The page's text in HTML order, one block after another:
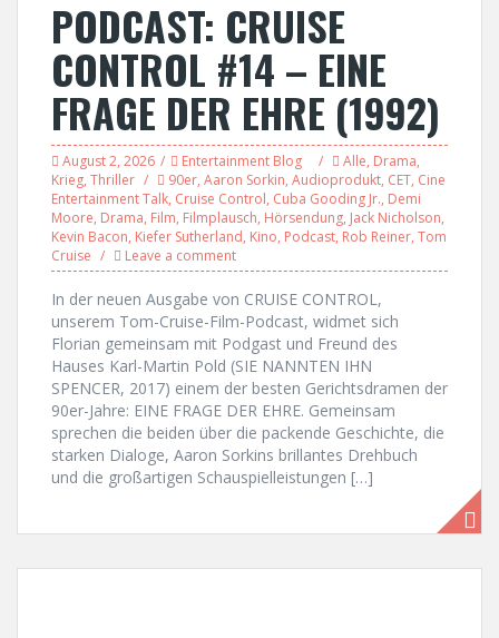
PODCAST: CRUISE
CONTROL #14 – EINE
FRAGE DER EHRE (1992)
August 2, 2026 Entertainment Blog Alle, Drama,
Krieg, Thriller 90er, Aaron Sorkin, Audioprodukt, CET, Cine
Entertainment Talk, Cruise Control, Cuba Gooding Jr., Demi
Moore, Drama, Film, Filmplausch, Hörsendung, Jack Nicholson,
Kevin Bacon, Kiefer Sutherland, Kino, Podcast, Rob Reiner, Tom
Cruise
Leave a comment
In der neuen Ausgabe von CRUISE CONTROL,
unserem Tom-Cruise-Film-Podcast, widmet sich
Florian gemeinsam mit Podgast und Freund des
Hauses Karl-Martin Pold (SIE NANNTEN IHN
SPENCER, 2017) einem der besten Gerichtsdramen der
90er-Jahre: EINE FRAGE DER EHRE. Gemeinsam
sprechen die beiden über die packende Geschichte, die
starken Dialoge, Aaron Sorkins brillantes Drehbuch
und die großartigen Schauspielleistungen […]